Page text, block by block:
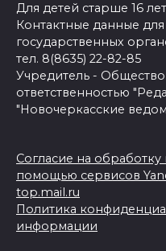
Для детей старше 16
Контактные данные
государственных
тел. 8(8635) 22-82-85
Учредитель -
ответственностью
"Новочеркасские
Согласие на
помощью сервисов
top.mail.ru
Политика
информации